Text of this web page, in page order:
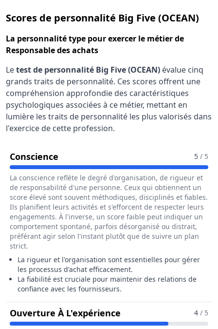
Scores de personnalité Big Five (OCEAN)
La personnalité type pour exercer le métier de
Responsable des achats
Letest de personnalité Big Five (OCEAN) évalue cinq
grands traits de personnalité. Ces scores offrent une
compréhension approfondie des caractéristiques
psychologiques associées à ce métier, mettant en
lumière les traits de personnalité les plus valorisés dans
l'exercice de cette profession.
Conscience Pour Le Métier De Responsable Des
5 / 5
La conscience reflète le degré d'organisation, de rigueur et
de responsabilité d'une personne. Ceux qui obtiennent un
score élevé sont souvent méthodiques, disciplinés et fiables.
Ils planifient leurs activités et s'efforcent de respecter leurs
engagements. À l'inverse, un score faible peut indiquer un
comportement spontané, parfois désorganisé ou distrait,
préférant agir selon l'instant plutôt que de suivre un plan
strict.
La rigueur et l'organisation sont essentielles pour gérer
les processus d'achat efficacement.
La fiabilité est cruciale pour maintenir des relations de
confiance avec les fournisseurs.
Ouverture À L'expérience Pour Le Métier De
4 / 5